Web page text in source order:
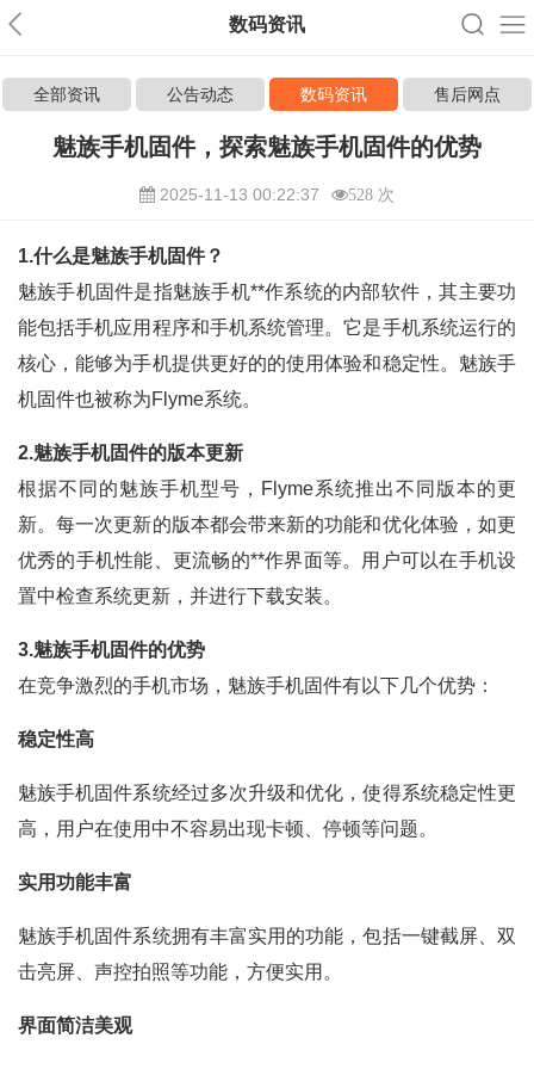
数码资讯
全部资讯 公告动态 数码资讯 售后网点
魅族手机固件，探索魅族手机固件的优势
2025-11-13 00:22:37 528 次
1.什么是魅族手机固件？
魅族手机固件是指魅族手机**作系统的内部软件，其主要功
能包括手机应用程序和手机系统管理。它是手机系统运行的
核心，能够为手机提供更好的的使用体验和稳定性。魅族手
机固件也被称为Flyme系统。
2.魅族手机固件的版本更新
根据不同的魅族手机型号，Flyme系统推出不同版本的更
新。每一次更新的版本都会带来新的功能和优化体验，如更
优秀的手机性能、更流畅的**作界面等。用户可以在手机设
置中检查系统更新，并进行下载安装。
3.魅族手机固件的优势
在竞争激烈的手机市场，魅族手机固件有以下几个优势：
稳定性高
魅族手机固件系统经过多次升级和优化，使得系统稳定性更
高，用户在使用中不容易出现卡顿、停顿等问题。
实用功能丰富
魅族手机固件系统拥有丰富实用的功能，包括一键截屏、双
击亮屏、声控拍照等功能，方便实用。
界面简洁美观